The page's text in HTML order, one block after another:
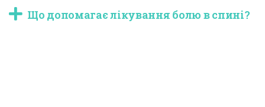
Що допомагає лікування болю в спині?